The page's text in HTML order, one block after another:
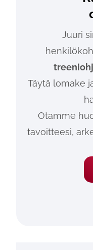
Juuri
Täytä lomake
Otamme
tavoitteesi,